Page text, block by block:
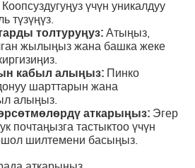
үчүн уникалдуу
түзүңүз.
толтуруңуз:Атыңыз,
жылыңыз жана башка жеке
кабыл алыңыз:Пинко
шарттарын жана
алыңыз.
аткарыңыз:Эгер
почтаңызга тастыктоо үчүн
шилтемени басыңыз.